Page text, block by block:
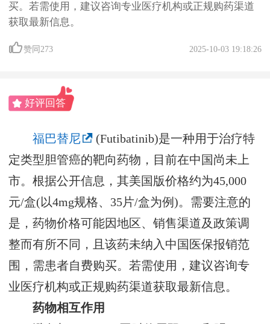
买。若需使用，建议咨询专业医疗机构或正规购药渠道
获取最新信息。
赞同273 2025-10-03 19:18:26
好评回答
福巴替尼
(Futibatinib)是一种用于治疗特
定类型胆管癌的靶向药物，目前在中国尚未上
市。根据公开信息，其美国版价格约为45,000
元/盒(以4mg规格、35片/盒为例)。需要注意的
是，药物价格可能因地区、销售渠道及政策调
整而有所不同，且该药未纳入中国医保报销范
围，需患者自费购买。若需使用，建议咨询专
业医疗机构或正规购药渠道获取最新信息。
药物相互作用